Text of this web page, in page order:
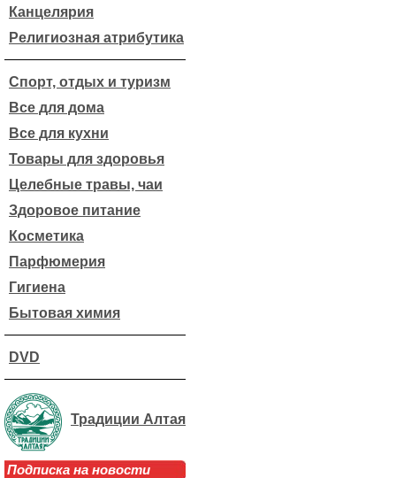
Канцелярия
Религиозная атрибутика
Спорт, отдых и туризм
Все для дома
Все для кухни
Товары для здоровья
Целебные травы, чаи
Здоровое питание
Косметика
Парфюмерия
Гигиена
Бытовая химия
DVD
Традиции Алтая
Подписка на новости